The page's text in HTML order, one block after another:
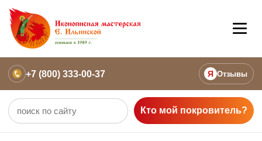
+7 (800) 333-00-37 Я Отзывы
Кто мой покровитель?